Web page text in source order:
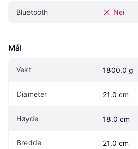
Bluetooth Nei
Mål
Vekt 1800.0 g
Diameter 21.0 cm
Høyde 18.0 cm
Bredde 21.0 cm